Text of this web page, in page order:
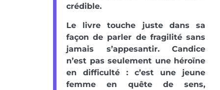
crédible.
Le livre touche juste dans sa
façon de parler de fragilité sans
jamais s’appesantir. Candice
n’est pas seulement une héroïne
en difficulté : c’est une jeune
femme en quête de sens,